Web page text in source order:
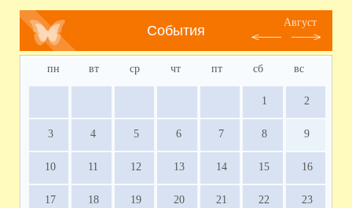
События
Август
пн вт ср чт пт сб вс
1 2
3 4 5 6 7 8 9
10 11 12 13 14 15 16
17 18 19 20 21 22 23